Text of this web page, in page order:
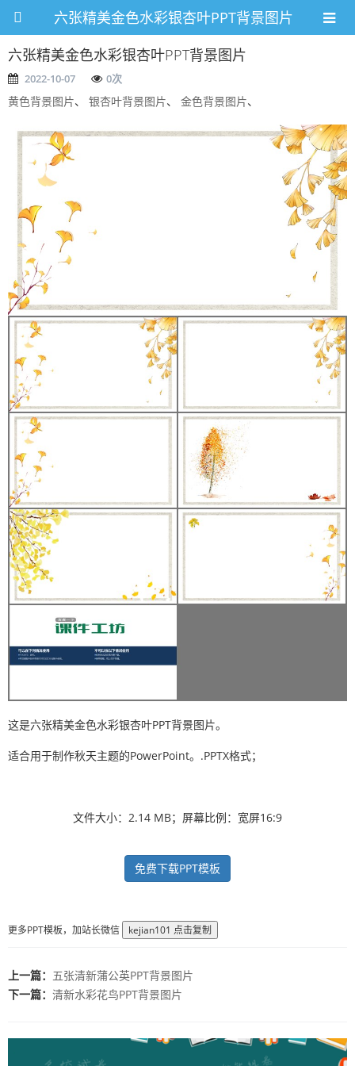
六张精美金色水彩银杏叶PPT背景图片
六张精美金色水彩银杏叶PPT背景图片
2022-10-07 0次
黄色背景图片、 银杏叶背景图片、 金色背景图片、
这是六张精美金色水彩银杏叶PPT背景图片。
适合用于制作秋天主题的PowerPoint。.PPTX格式；
文件大小：2.14 MB；屏幕比例：宽屏16:9
免费下载PPT模板
更多PPT模板，加站长微信 kejian101 点击复制
上一篇： 五张清新蒲公英PPT背景图片
下一篇： 清新水彩花鸟PPT背景图片